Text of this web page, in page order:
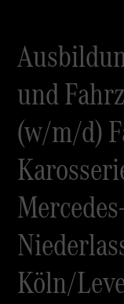
und
(w/m/d)
Köln/